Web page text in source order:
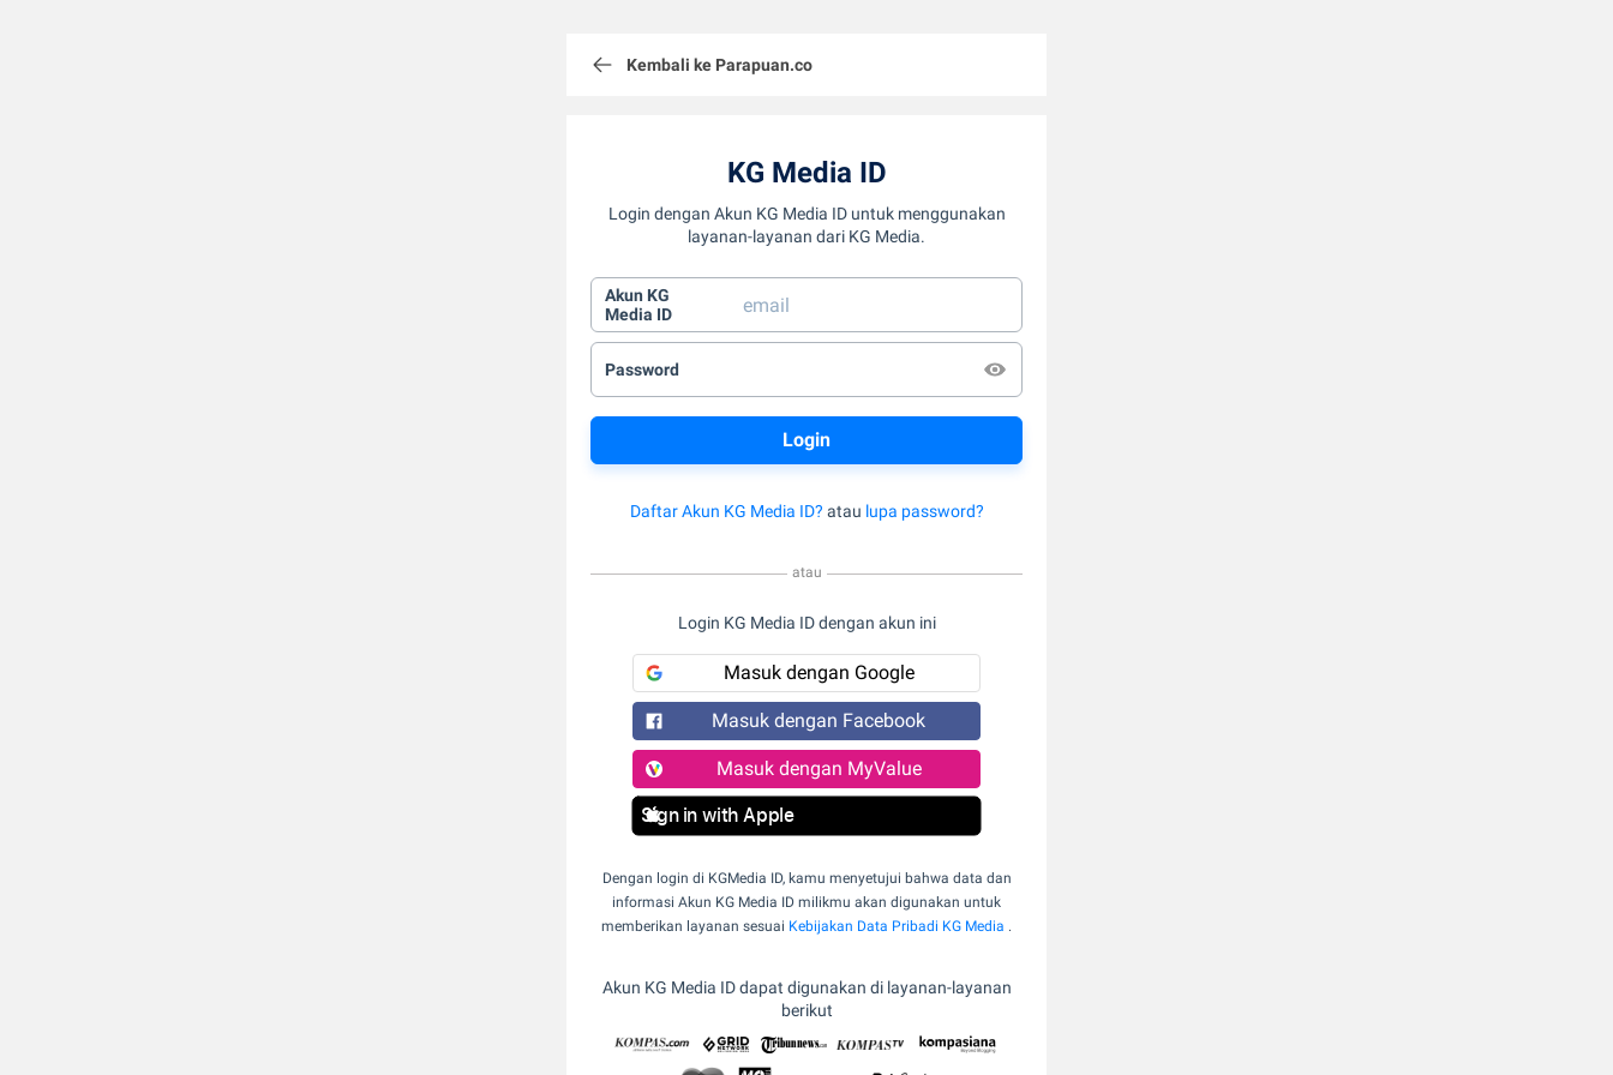
Kembali ke Parapuan.co
KG Media ID
Login dengan Akun KG Media ID untuk menggunakan
layanan-layanan dari KG Media.
Akun KG
Media ID
Password
Daftar Akun KG Media ID? atau lupa password?
atau
Login KG Media ID dengan akun ini
Masuk dengan Google
Masuk dengan Facebook
Masuk dengan MyValue
Sign in with Apple
Dengan login di KGMedia ID, kamu menyetujui bahwa data dan
informasi Akun KG Media ID milikmu akan digunakan untuk
memberikan layanan sesuai Kebijakan Data Pribadi KG Media .
Akun KG Media ID dapat digunakan di layanan-layanan
berikut